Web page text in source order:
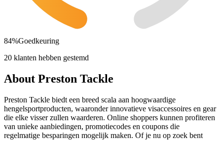
84%Goedkeuring
20 klanten hebben gestemd
About Preston Tackle
Preston Tackle biedt een breed scala aan hoogwaardige
hengelsportproducten, waaronder innovatieve visaccessoires en gear
die elke visser zullen waarderen. Online shoppers kunnen profiteren
van unieke aanbiedingen, promotiecodes en coupons die
regelmatige besparingen mogelijk maken. Of je nu op zoek bent